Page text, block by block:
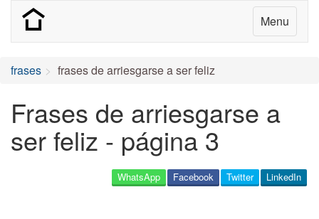
Menu
frases frases de arriesgarse a ser feliz
Frases de arriesgarse a
ser feliz - página 3
LinkedIn
Twitter
Facebook
WhatsApp